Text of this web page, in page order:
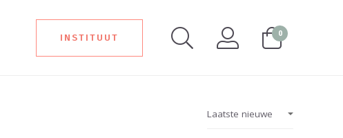
INSTITUUT 0